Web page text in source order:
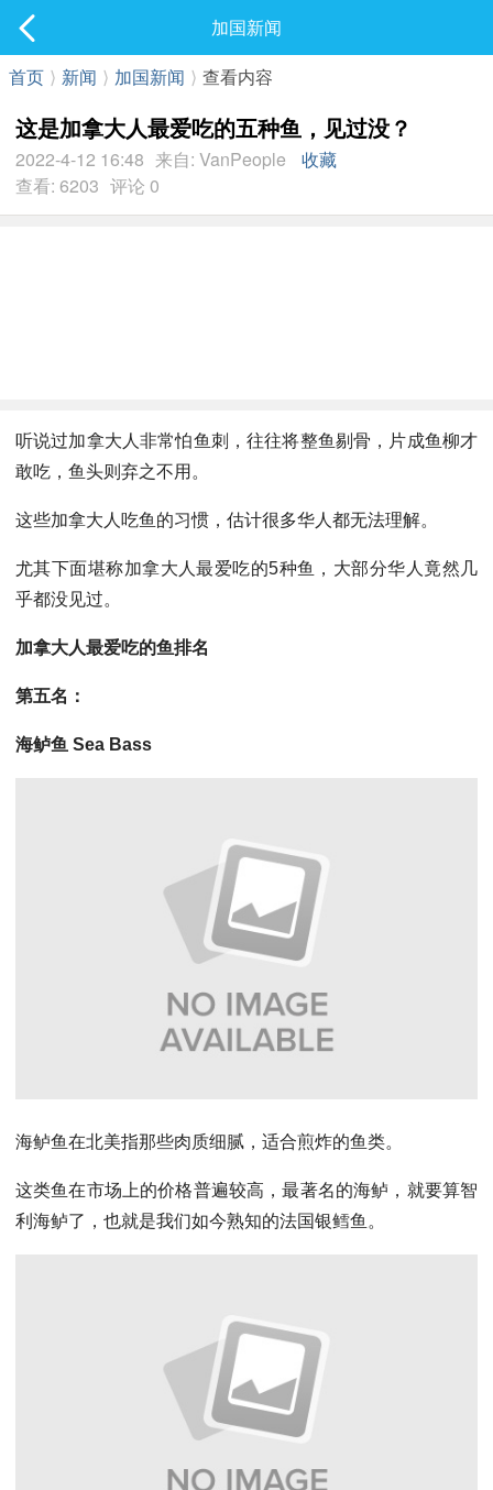
最新发表
加国新闻
首页 ⟩ 新闻 ⟩ 加国新闻 ⟩ 查看内容
这是加拿大人最爱吃的五种鱼，见过没？
2022-4-12 16:48 来自: VanPeople
收藏
查看: 6203 评论 0
听说过加拿大人非常怕鱼刺，往往将整鱼剔骨，片成鱼柳才
敢吃，鱼头则弃之不用。
这些加拿大人吃鱼的习惯，估计很多华人都无法理解。
尤其下面堪称加拿大人最爱吃的5种鱼，大部分华人竟然几
乎都没见过。
加拿大人最爱吃的鱼排名
第五名：
海鲈鱼 Sea Bass
海鲈鱼在北美指那些肉质细腻，适合煎炸的鱼类。
这类鱼在市场上的价格普遍较高，最著名的海鲈，就要算智
利海鲈了，也就是我们如今熟知的法国银鳕鱼。